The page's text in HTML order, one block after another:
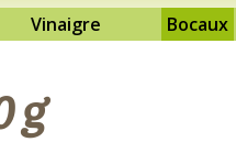
Vinaigre Bocaux
g